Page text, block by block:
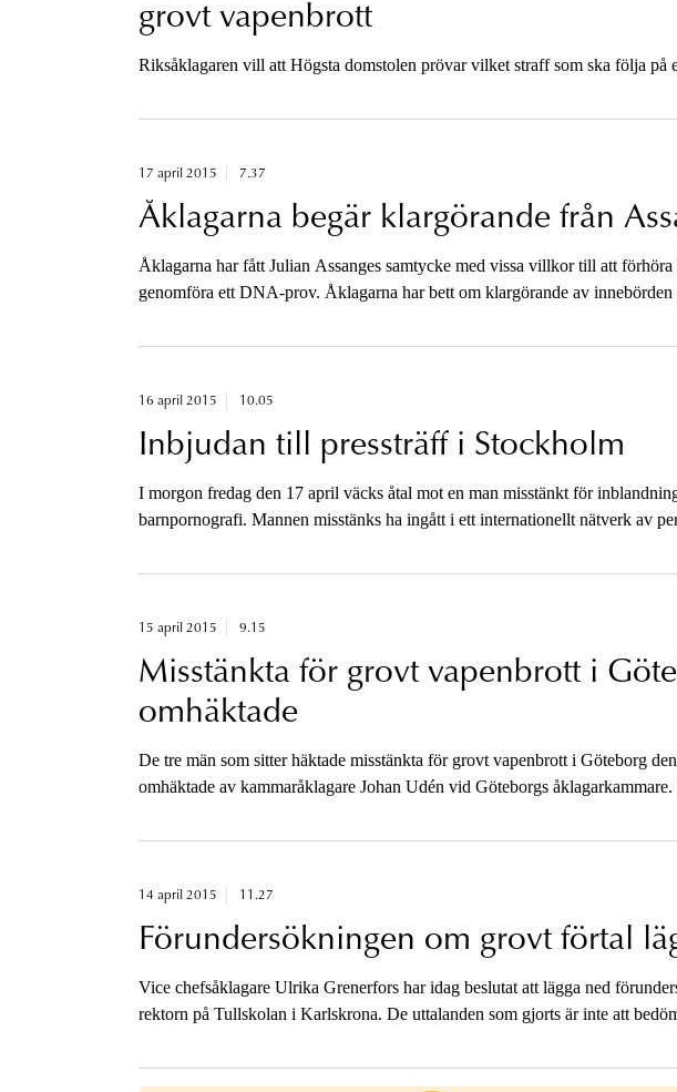
grovt vapenbrott
Riksåklagaren vill att Högsta domstolen prövar vilket straff som ska följa på
17 april 2015 7.37
Åklagarna begär klargörande från
Åklagarna har fått Julian Assanges samtycke med vissa villkor till att
genomföra ett DNA-prov. Åklagarna har bett om klargörande av
16 april 2015 10.05
Inbjudan till pressträff i Stockholm
I morgon fredag den 17 april väcks åtal mot en man misstänkt för
barnpornografi. Mannen misstänks ha ingått i ett internationellt nätverk av
15 april 2015 9.15
Misstänkta för grovt vapenbrott i
omhäktade
De tre män som sitter häktade misstänkta för grovt vapenbrott i Göteborg
omhäktade av kammaråklagare Johan Udén vid Göteborgs
14 april 2015 11.27
Förundersökningen om grovt förtal
Vice chefsåklagare Ulrika Grenerfors har idag beslutat att lägga ned
rektorn på Tullskolan i Karlskrona. De uttalanden som gjorts är inte att